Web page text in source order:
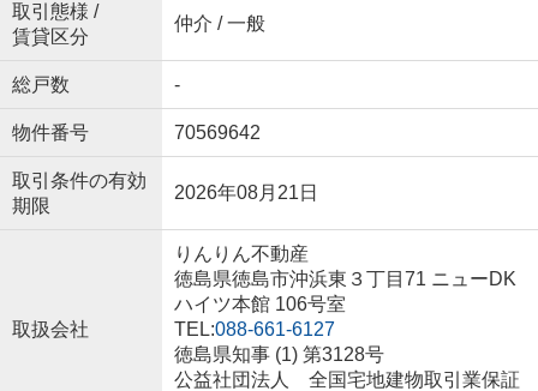
取引態様 /
賃貸区分
仲介 / 一般
総戸数 -
物件番号 70569642
取引条件の有効
期限
2026年08月21日
取扱会社
りんりん不動産
徳島県徳島市沖浜東３丁目71 ニューDK
ハイツ本館 106号室
TEL:088-661-6127
徳島県知事 (1) 第3128号
公益社団法人 全国宅地建物取引業保証